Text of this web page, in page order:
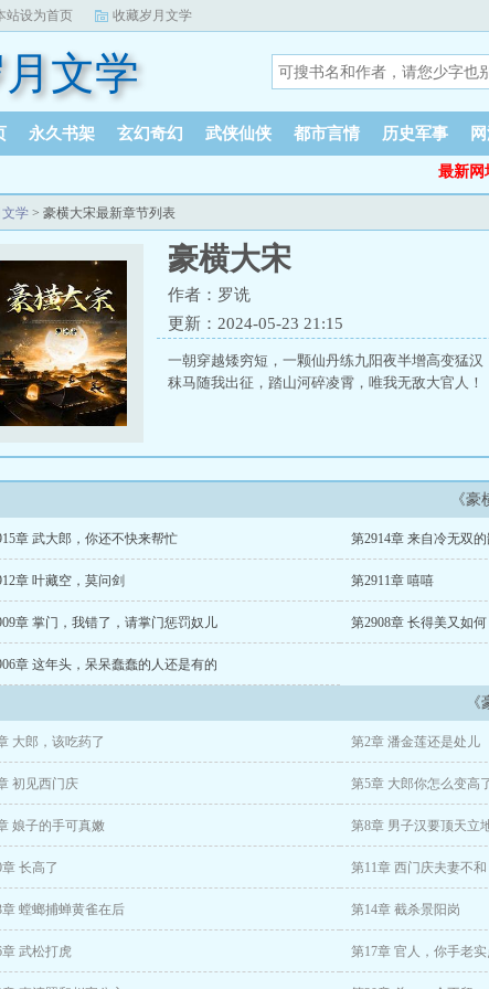
站设为首页 收藏岁月文学
文学
永久书架 玄幻奇幻 武侠仙侠 都市言情 历史军事
最新网
学 > 豪横大宋最新章节列表
豪横大宋
作者：罗诜
更新：2024-05-23 21:15
一朝穿越矮穷短，一颗仙丹练九阳夜半增高变猛
秣马随我出征，踏山河碎凌霄，唯我无敌大官人！
《
章 武大郎，你还不快来帮忙 第2914章 来自冷无双
章 叶藏空，莫问剑 第2911章 嘻嘻
章 掌门，我错了，请掌门惩罚奴儿 第2908章 长得美又如
章 这年头，呆呆蠢蠢的人还是有的
大郎，该吃药了 第2章 潘金莲还是处儿
初见西门庆 第5章 大郎你怎么变高
娘子的手可真嫩 第8章 男子汉要顶天立
长高了 第11章 西门庆夫妻不和
章 螳螂捕蝉黄雀在后 第14章 截杀景阳岗
章 武松打虎 第17章 官人，你手老实